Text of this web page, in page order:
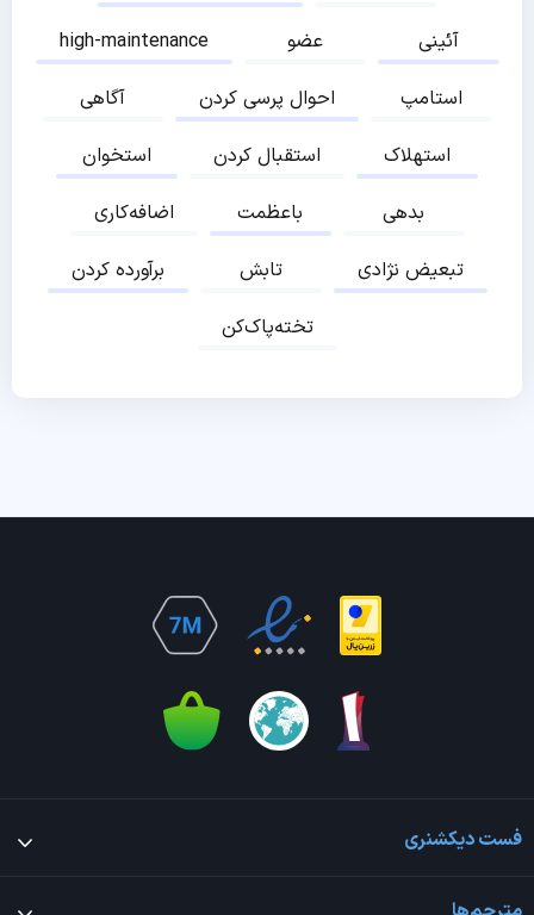
high-maintenance
عضو
آئینی
آگاهی
احوال پرسی کردن
استامپ
استخوان
استقبال کردن
استهلاک
اضافه‌کاری
باعظمت
بدهی
برآورده کردن
تابش
تبعیض نژادی
تخته‌پاک‌کن
فست دیکشنری